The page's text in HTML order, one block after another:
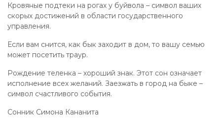
Кровяные подтеки на рогах у буйвола – символ ваших
скорых достижений в области государственного
управления.
Если вам снится, как бык заходит в дом, то вашу семью
может посетить траур.
Рождение теленка – хороший знак. Этот сон означает
исполнение всех желаний. Заезжать в город на быке –
символ счастливого события.
Сонник Симона Кананита